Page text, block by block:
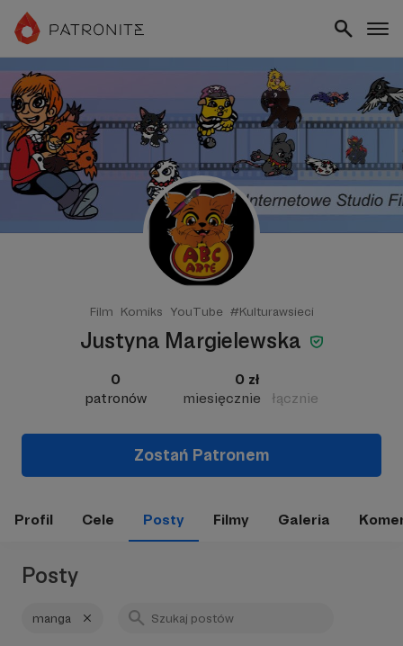
Film Komiks YouTube #Kulturawsieci
Justyna Margielewska
0
patronów
0 zł
miesięcznie
łącznie
Zostań Patronem
Profil Cele Posty Filmy Galeria
Posty
manga